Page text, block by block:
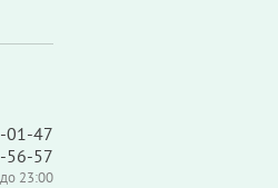
01-47
56-57
23:00